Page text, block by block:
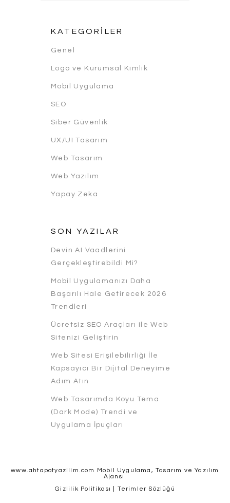
KATEGORILER
Genel
Logo ve Kurumsal Kimlik
Mobil Uygulama
SEO
Siber Güvenlik
UX/UI Tasarım
Web Tasarım
Web Yazılım
Yapay Zeka
SON YAZILAR
Devin AI Vaadlerini
Gerçekleştirebildi Mi?
Mobil Uygulamanızı Daha
Başarılı Hale Getirecek 2026
Trendleri
Ücretsiz SEO Araçları ile Web
Sitenizi Geliştirin
Web Sitesi Erişilebilirliği İle
Kapsayıcı Bir Dijital Deneyime
Adım Atın
Web Tasarımda Koyu Tema
(Dark Mode) Trendi ve
Uygulama İpuçları
www.ahtapotyazilim.com Mobil Uygulama, Tasarım ve Yazılım
Ajansı.
Gizlilik Politikası
Terimler Sözlüğü